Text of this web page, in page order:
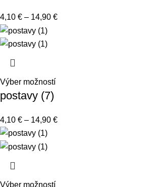
4,10 € – 14,90 €
Výber možností
postavy (7)
4,10 € – 14,90 €
Výber možností